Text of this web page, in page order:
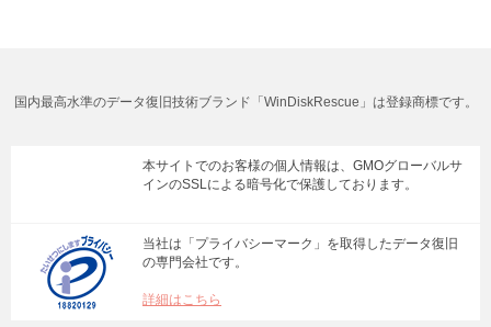
国内最高水準のデータ復旧技術ブランド「WinDiskRescue」は登録商標です。
本サイトでのお客様の個人情報は、GMOグローバルサ
インのSSLによる暗号化で保護しております。
当社は「プライバシーマーク」を取得したデータ復旧
の専門会社です。
詳細はこちら